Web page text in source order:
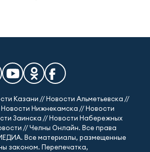
Казани // Новости Альметьевска //
Нижнекамска // Новости
Заинска // Новости Набережных
// Челны Онлайн. Все права
Все материалы, размещенные
законом. Перепечатка,